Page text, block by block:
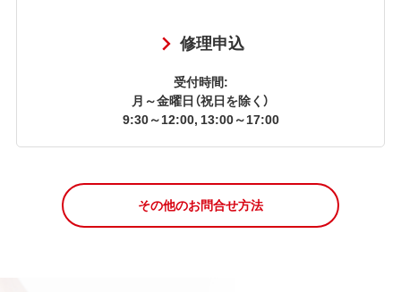
修理申込
受付時間:
月～金曜日（祝日を除く）
9:30～12:00, 13:00～17:00
その他のお問合せ方法